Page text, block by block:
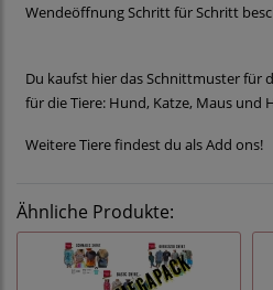
Wendeöffnung Schritt für Schritt
Du kaufst hier das Schnittmuster für
für die Tiere: Hund, Katze, Maus und
Weitere Tiere findest du als Add ons!
Ähnliche Produkte: